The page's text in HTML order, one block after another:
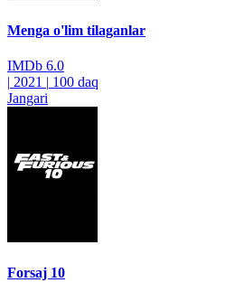
Menga o'lim tilaganlar
IMDb 6.0
| 2021 | 100 daq
Jangari
Forsaj 10